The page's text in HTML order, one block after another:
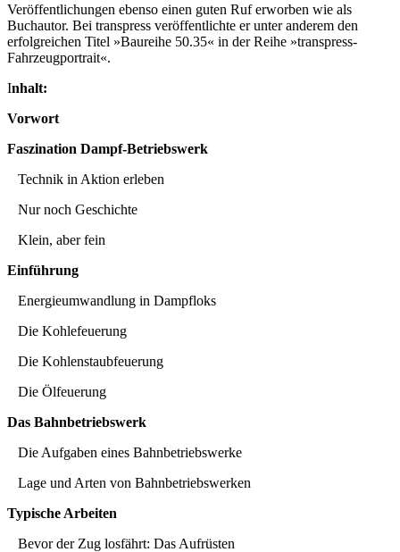
Veröffentlichungen ebenso einen guten Ruf erworben wie als
Buchautor. Bei transpress veröffentlichte er unter anderem den
erfolgreichen Titel »Baureihe 50.35« in der Reihe »transpress-
Fahrzeugportrait«.
Inhalt:
Vorwort
Faszination Dampf-Betriebswerk
Technik in Aktion erleben
Nur noch Geschichte
Klein, aber fein
Einführung
Energieumwandlung in Dampfloks
Die Kohlefeuerung
Die Kohlenstaubfeuerung
Die Ölfeuerung
Das Bahnbetriebswerk
Die Aufgaben eines Bahnbetriebswerke
Lage und Arten von Bahnbetriebswerken
Typische Arbeiten
Bevor der Zug losfährt: Das Aufrüsten